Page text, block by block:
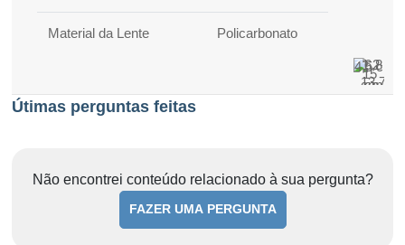
Material da Lente Policarbonato
13,7
15
cm
1,2
cm
6,8
cm
4,5 cm
Útimas perguntas feitas
Não encontrei conteúdo relacionado à sua pergunta?
FAZER UMA PERGUNTA